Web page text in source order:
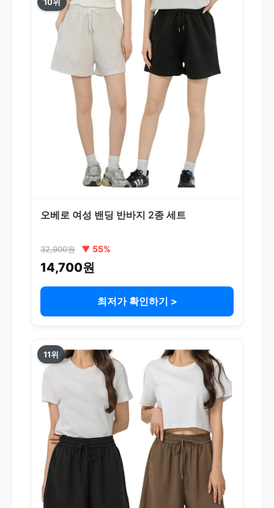
오베로 여성 밴딩 반바지 2종 세트
32,900원 ▼ 55%
14,700원
최저가 확인하기 >
11위